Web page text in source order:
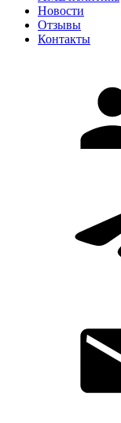
Новости
Отзывы
Контакты